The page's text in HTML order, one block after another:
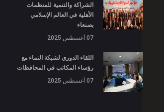
الشراكة والتنمية للمنظمات
الأهلية في العالم الإسلامي
بصنعاء
07 أغسطس 2025
اللقاء الدوري لشبكة النماء مع
رؤساء المكاتب في المحافظات
07 أغسطس 2025